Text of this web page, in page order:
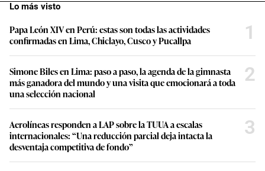
Lo más visto
Papa León XIV en Perú: estas son todas las actividades
confirmadas en Lima, Chiclayo, Cusco y Pucallpa
1
Simone Biles en Lima: paso a paso, la agenda de la gimnasta
más ganadora del mundo y una visita que emocionará a toda
una selección nacional
2
Aerolíneas responden a LAP sobre la TUUA a escalas
internacionales: “Una reducción parcial deja intacta la
desventaja competitiva de fondo”
3